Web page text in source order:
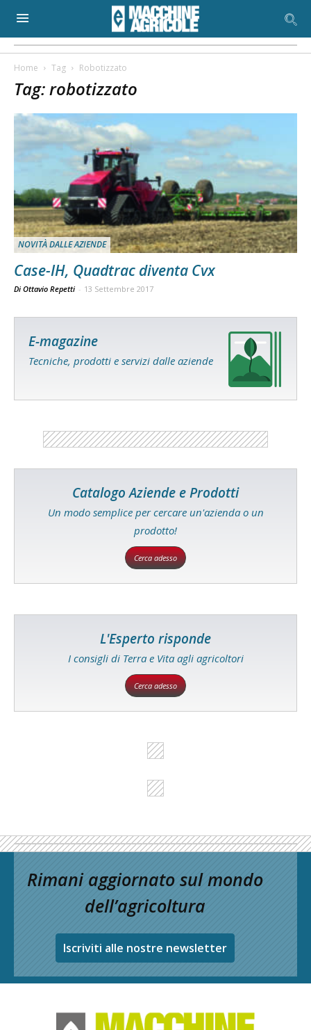
Home Tag Robotizzato
Tag: robotizzato
NOVITÀ DALLE AZIENDE
Case-IH, Quadtrac diventa Cvx
Di Ottavio Repetti - 13 Settembre 2017
E-magazine
Tecniche, prodotti e servizi dalle aziende
Catalogo Aziende e Prodotti
Un modo semplice per cercare un'azienda o un
prodotto!
Cerca adesso
L'Esperto risponde
I consigli di Terra e Vita agli agricoltori
Cerca adesso
Rimani aggiornato sul mondo
dell’agricoltura
Iscriviti alle nostre newsletter